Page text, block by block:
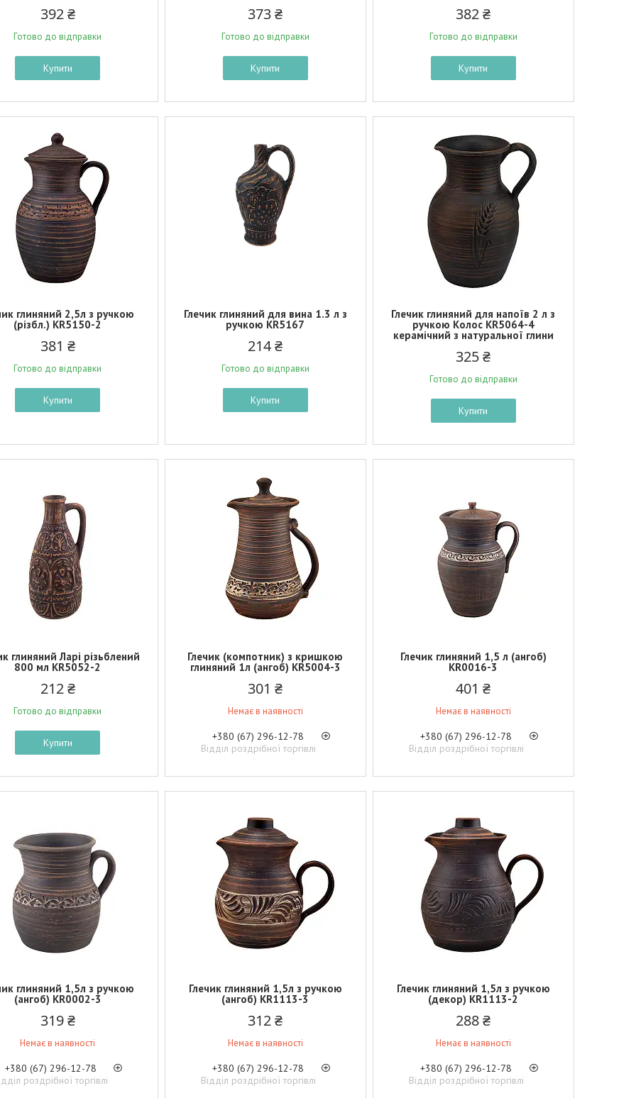
392 ₴
Готово до відправки
Купити
373 ₴
Готово до відправки
Купити
382 ₴
Готово до відправки
Купити
глиняний 2,5л з ручкою
(різбл.) KR5150-2
381 ₴
Готово до відправки
Купити
Глечик глиняний для вина 1.3 л з
ручкою KR5167
214 ₴
Готово до відправки
Купити
Глечик глиняний для напоїв 2 л з
ручкою Колос KR5064-4
керамічний з натуральної глини
325 ₴
Готово до відправки
Купити
глиняний Ларі різьблений
800 мл KR5052-2
212 ₴
Готово до відправки
Купити
Глечик (компотник) з кришкою
глиняний 1л (ангоб) KR5004-3
301 ₴
Немає в наявності
+380 (67) 296-12-78
Відділ роздрібної торгівлі
Глечик глиняний 1,5 л (ангоб)
KR0016-3
401 ₴
Немає в наявності
+380 (67) 296-12-78
Відділ роздрібної торгівлі
глиняний 1,5л з ручкою
(ангоб) KR0002-3
319 ₴
Немає в наявності
+380 (67) 296-12-78
роздрібної торгівлі
Глечик глиняний 1,5л з ручкою
(ангоб) KR1113-3
312 ₴
Немає в наявності
+380 (67) 296-12-78
Відділ роздрібної торгівлі
Глечик глиняний 1,5л з ручкою
(декор) KR1113-2
288 ₴
Немає в наявності
+380 (67) 296-12-78
Відділ роздрібної торгівлі